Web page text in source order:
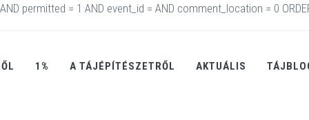
1% A TÁJÉPÍTÉSZETRŐL AKTUÁLIS
permitted = 1 AND event_id = AND comment_location = 0